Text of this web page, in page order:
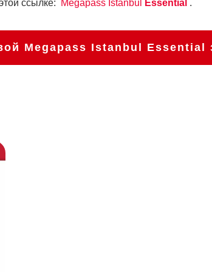
ссылке: Megapass Istanbul Essential .
Megapass Istanbul Essential